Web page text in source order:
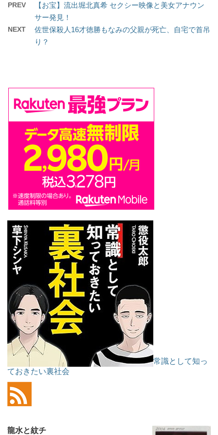
PREV
【お宝】流出堀北真希 セクシー映像と美女アナウン
サー発見！
NEXT
佐世保殺人16才徳勝もなみの父親が死亡、自宅で首吊
り？
常識として知っ
ておきたい裏社会
龍水と紋チ